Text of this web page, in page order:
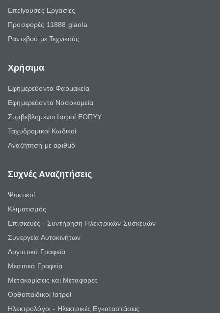
Επείγουσες Εργασίες
Προσφορές 11888 giaola
Ραντεβού με Τεχνικούς
Χρήσιμα
Εφημερεύοντα Φαρμακεία
Εφημερεύοντα Νοσοκομεία
Συμβεβλημένοι Ιατροί ΕΟΠΥΥ
Ταχυδρομικοί Κωδικοί
Αναζήτηση με αριθμό
Συχνές Αναζητήσεις
Ψυκτικοί
Κλιματισμός
Επισκευές - Συντήρηση Ηλεκτρικών Συσκευών
Συνεργεία Αυτοκινήτων
Λογιστικά Γραφεία
Μεσιτικά Γραφεία
Μετακομίσεις και Μεταφορές
Ορθοπαιδικοί Ιατροί
Ηλεκτρολόγοι - Ηλεκτρικές Εγκαταστάσεις